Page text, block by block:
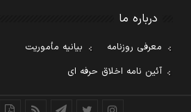
درباره ما
معرفی روزنامه
بیانیه مأموریت
آئین نامه اخلاق حرفه ای